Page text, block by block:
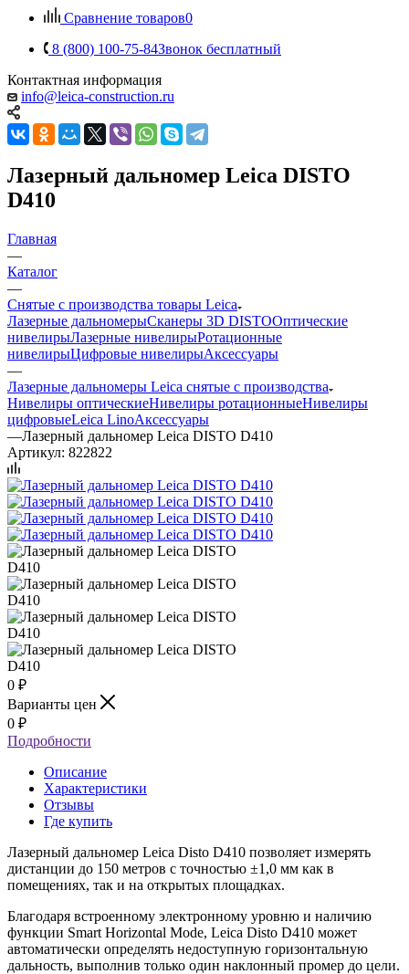
Сравнение товаров0
8 (800) 100-75-84Звонок бесплатный
Контактная информация
info@leica-construction.ru
Лазерный дальномер Leica DISTO
D410
Главная
—
Каталог
—
Снятые с производства товары Leica
Лазерные дальномерыСканеры 3D DISTOОптические
нивелирыЛазерные нивелирыРотационные
нивелирыЦифровые нивелирыАксессуары
—
Лазерные дальномеры Leica снятые с производства
Нивелиры оптическиеНивелиры ротационныеНивелиры
цифровыеLeica LinoАксессуары
—Лазерный дальномер Leica DISTO D410
Артикул: 822822
0 ₽
Варианты цен
0 ₽
Подробности
Описание
Характеристики
Отзывы
Где купить
Лазерный дальномер Leica Disto D410 позволяет измерять
дистанции до 150 метров с точностью ±1,0 мм как в
помещениях, так и на открытых площадках.
Благодаря встроенному электронному уровню и наличию
функции Smart Horizontal Mode, Leica Disto D410 может
автоматически определять недоступную горизонтальную
дальность, выполнив только один наклонный промер до цели.